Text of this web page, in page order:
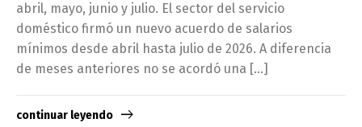
abril, mayo, junio y julio. El sector del servicio
doméstico firmó un nuevo acuerdo de salarios
mínimos desde abril hasta julio de 2026. A diferencia
de meses anteriores no se acordó una […]
continuar leyendo